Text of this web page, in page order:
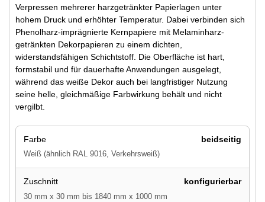
Verpressen mehrerer harzgetränkter Papierlagen unter
hohem Druck und erhöhter Temperatur. Dabei verbinden sich
Phenolharz-imprägnierte Kernpapiere mit Melaminharz-
getränkten Dekorpapieren zu einem dichten,
widerstandsfähigen Schichtstoff. Die Oberfläche ist hart,
formstabil und für dauerhafte Anwendungen ausgelegt,
während das weiße Dekor auch bei langfristiger Nutzung
seine helle, gleichmäßige Farbwirkung behält und nicht
vergilbt.
Farbe beidseitig
Weiß (ähnlich RAL 9016, Verkehrsweiß)
Zuschnitt konfigurierbar
30 mm x 30 mm bis 1840 mm x 1000 mm